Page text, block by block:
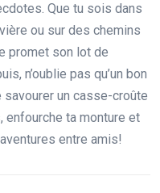
Que tu sois dans
ou sur des chemins
promet son lot de
n’oublie pas qu’un bon
savourer un casse-croûte
enfourche ta monture et
entre amis!